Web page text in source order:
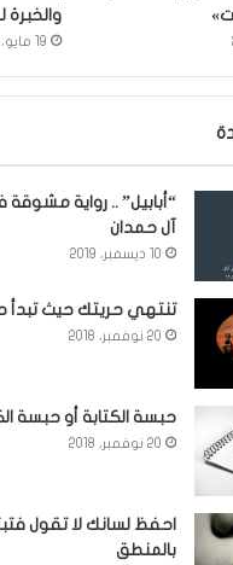
والخبرة
19 مايو، 2026
“أبابيل” .. رواية
آل حمدان
10 ديسمبر، 2019
تنتهي حريتك حيث تبدأ
20 نوفمبر، 2018
حبسة الكتابة أو حبسة
20 نوفمبر، 2018
احفظ لسانك لا تقول
بالمنطق